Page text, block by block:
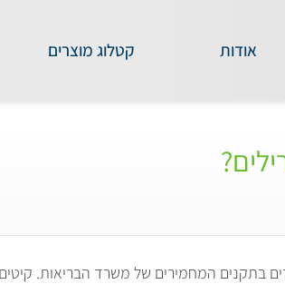
אודות קטלוג מוצרים
בתקנים המחמירים של משרד הבריאות.